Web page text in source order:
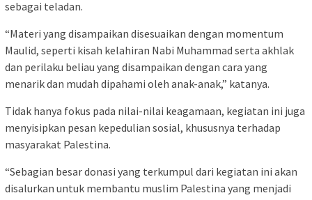
sebagai teladan.
“Materi yang disampaikan disesuaikan dengan momentum
Maulid, seperti kisah kelahiran Nabi Muhammad serta akhlak
dan perilaku beliau yang disampaikan dengan cara yang
menarik dan mudah dipahami oleh anak-anak,” katanya.
Tidak hanya fokus pada nilai-nilai keagamaan, kegiatan ini juga
menyisipkan pesan kepedulian sosial, khususnya terhadap
masyarakat Palestina.
“Sebagian besar donasi yang terkumpul dari kegiatan ini akan
disalurkan untuk membantu muslim Palestina yang menjadi